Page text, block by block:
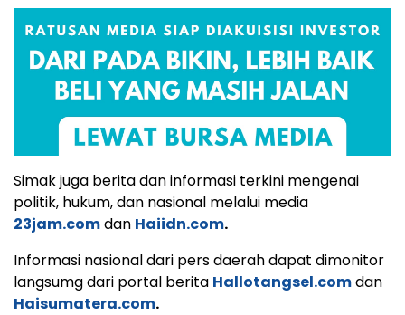
Simak juga berita dan informasi terkini mengenai
politik, hukum, dan nasional melalui media
23jam.comdan Haiidn.com.
Informasi nasional dari pers daerah dapat dimonitor
langsumg dari portal berita Hallotangsel.comdan
Haisumatera.com.